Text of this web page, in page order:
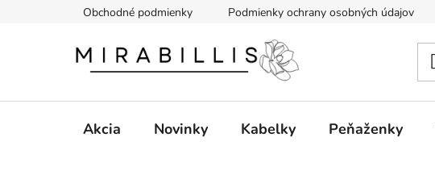
Obchodné podmienky Podmienky ochrany osobných údajov
Akcia Novinky Kabelky Peňaženky